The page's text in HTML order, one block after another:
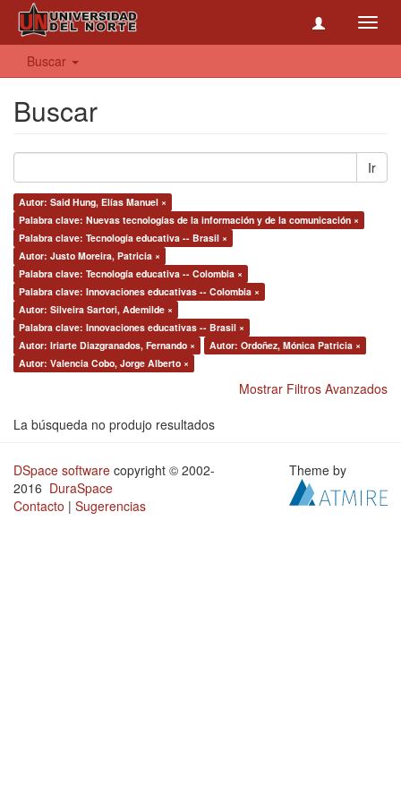
Buscar
Buscar
Ir
Autor: Said Hung, Elías Manuel ×
Palabra clave: Nuevas tecnologías de la información y de la comunicación ×
Palabra clave: Tecnología educativa -- Brasil ×
Autor: Justo Moreira, Patricia ×
Palabra clave: Tecnología educativa -- Colombia ×
Palabra clave: Innovaciones educativas -- Colombia ×
Autor: Silveira Sartori, Ademilde ×
Palabra clave: Innovaciones educativas -- Brasil ×
Autor: Iriarte Diazgranados, Fernando ×
Autor: Ordoñez, Mónica Patricia ×
Autor: Valencia Cobo, Jorge Alberto ×
Mostrar Filtros Avanzados
La búsqueda no produjo resultados
DSpace software copyright © 2002-
2016 DuraSpace
Contacto | Sugerencias
Theme by